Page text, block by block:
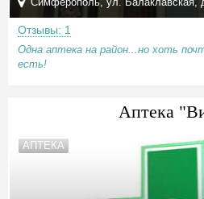
Отзывы: 1
Одна аптека на район...но хоть
есть!
Аптека
АПТЕКА